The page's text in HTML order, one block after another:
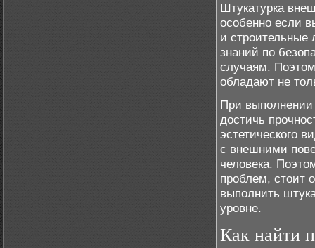
Штукатурка
особенно если
и строительные
знаний по
случаям.
обладают не
При выполнении
достичь
эстетического
с внешними
человека.
проблем, стоит
выполнить
уровне.
Как найти